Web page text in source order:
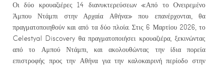
Οι δύο κρουαζιέρες 14 διανυκτερεύσεων «Από το Ονειρεμένο
Άμπου Ντάμπι στην Αρχαία Αθήνα» που επανέρχονται, θα
πραγματοποιηθούν και από τα δύο πλοία. Στις 6 Μαρτίου 2026, το
Celestyal Discovery θα πραγματοποιήσει κρουαζιέρα, ξεκινώντας
από το Αμπού Ντάμπι, και ακολουθώντας την ίδια πορεία
επιστροφής προς την Αθήνα για την καλοκαιρινή περίοδο στην